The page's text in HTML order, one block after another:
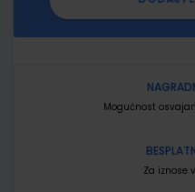
Mogućnost
Za iznose